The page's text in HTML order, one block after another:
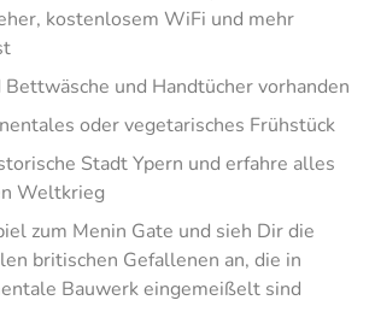
kostenlosem WiFi und mehr
und Handtücher vorhanden
oder vegetarisches Frühstück
Stadt Ypern und erfahre alles
Weltkrieg
zum Menin Gate und sieh Dir die
britischen Gefallenen an, die in
Bauwerk eingemeißelt sind